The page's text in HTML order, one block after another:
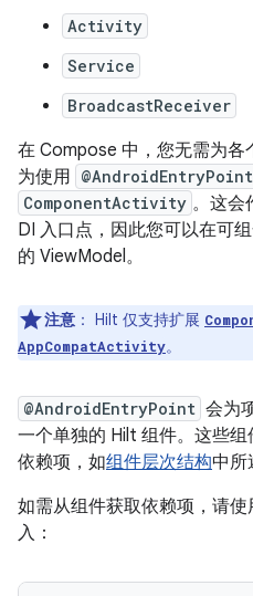
Activity
Service
BroadcastReceiver
在 Compose 中，您无需为
为使用 @AndroidEntryPoint
ComponentActivity 。这会
DI 入口点，因此您可以在可
的 ViewModel。
注意 ： Hilt 仅支持扩展
AppCompatActivity。
@AndroidEntryPoint 会为
一个单独的 Hilt 组件。这些
依赖项，如组件层次结构中所
如需从组件获取依赖项，请使
入：